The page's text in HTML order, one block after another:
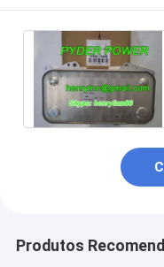
Produtos